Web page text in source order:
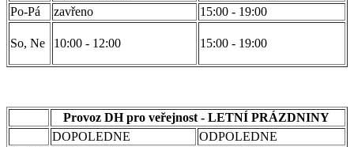
Po-Pá
zavřeno 15:00 - 19:00
So, Ne 10:00 - 12:00 15:00 - 19:00
Provoz DH pro veřejnost - LETNÍ PRÁZDNINY
DOPOLEDNE
ODPOLEDNE